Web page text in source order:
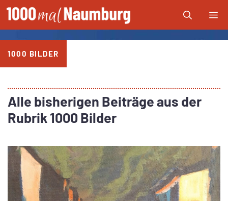
Zum
Inhalt
springen
1000 BILDER
Alle bisherigen Beiträge aus der
Rubrik 1000 Bilder